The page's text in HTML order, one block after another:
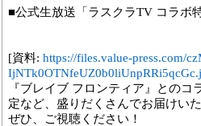
■公式生放送「ラスクラTV コラボ
[資料: https://files.value-press.com/
『ブレイブ フロンティア』との
定など、盛りだくさんでお届けい
ぜひ、ご視聴ください！